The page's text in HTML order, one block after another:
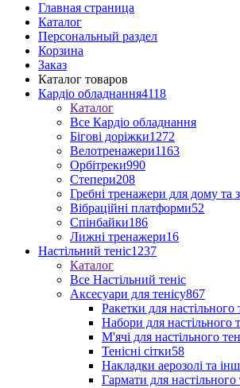
Главная страница
Каталог
Персональный раздел
Корзина
Заказ
Каталог товаров
Кардіо обладнання4118
Каталог
Все Кардіо обладнання
Бігові доріжки1272
Велотренажери1163
Орбітреки990
Степери208
Гребні тренажери для дому та
Вібраційні платформи52
Спінбайки186
Лижні тренажери16
Настільний теніс1237
Каталог
Все Настільний теніс
Аксесуари для тенісу867
Ракетки для настільного
Набори для настільного
М'ячі для настільного
Тенісні сітки58
Накладки аерозолі та
Гармати для настільного